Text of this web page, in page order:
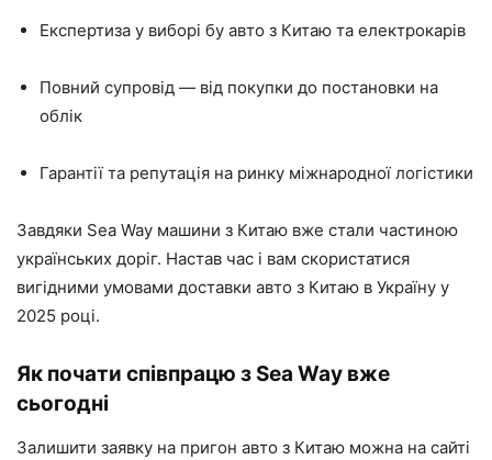
Експертиза у виборі бу авто з Китаю та електрокарів
Повний супровід — від покупки до постановки на
облік
Гарантії та репутація на ринку міжнародної логістики
Завдяки Sea Way машини з Китаю вже стали частиною
українських доріг. Настав час і вам скористатися
вигідними умовами доставки авто з Китаю в Україну у
2025 році.
Як почати співпрацю з Sea Way вже
сьогодні
Залишити заявку на пригон авто з Китаю можна на сайті